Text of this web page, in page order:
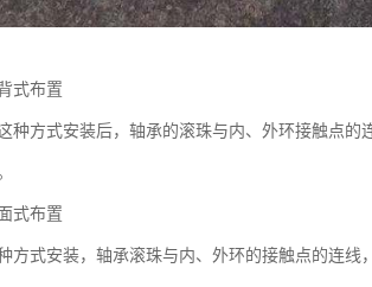
式布置
种方式安装后，轴承的滚珠与内、外环接触点
式布置
方式安装，轴承滚珠与内、外环的接触点的连